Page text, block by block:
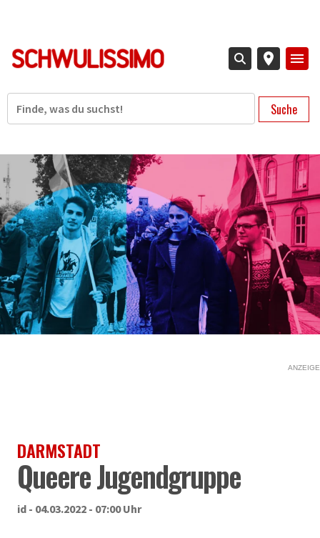
Suche
ANZEIGE
DARMSTADT
Queere Jugendgruppe
id - 04.03.2022 - 07:00 Uhr